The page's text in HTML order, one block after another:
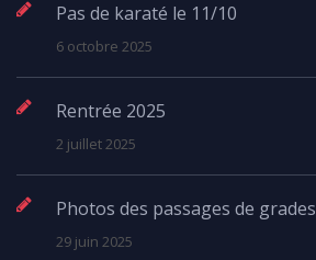
Pas de karaté le 11/10
6 octobre 2025
Rentrée 2025
2 juillet 2025
Photos des passages de grades
29 juin 2025